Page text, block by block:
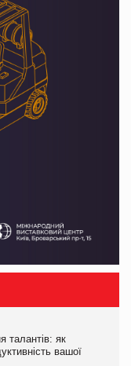
талантів: як
вашої